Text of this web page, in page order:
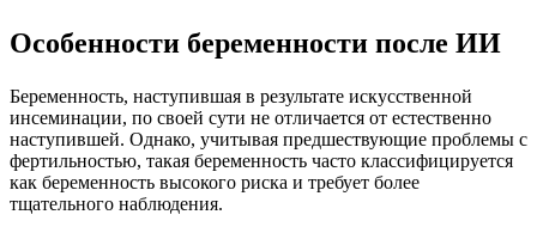
Особенности беременности после ИИ
Беременность, наступившая в результате искусственной
инсеминации, по своей сути не отличается от естественно
наступившей. Однако, учитывая предшествующие проблемы с
фертильностью, такая беременность часто классифицируется
как беременность высокого риска и требует более
тщательного наблюдения.